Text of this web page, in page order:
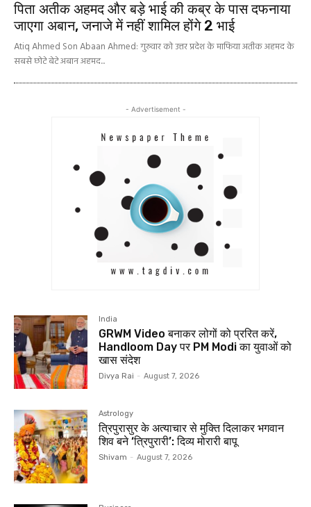
पिता अतीक अहमद और बड़े भाई की कब्र के पास दफनाया
जाएगा अबान, जनाजे में नहीं शामिल होंगे 2 भाई
Atiq Ahmed Son Abaan Ahmed: गुरुवार को उत्तर प्रदेश के माफिया अतीक अहमद के
सबसे छोटे बेटे अबान अहमद...
- Advertisement -
India
GRWM Video बनाकर लोगों को प्ररित करें,
Handloom Day पर PM Modi का युवाओं को
खास संदेश
Divya Rai - August 7, 2026
Astrology
त्रिपुरासुर के अत्याचार से मुक्ति दिलाकर भगवान
शिव बने ‘त्रिपुरारी’: दिव्य मोरारी बापू
Shivam - August 7, 2026